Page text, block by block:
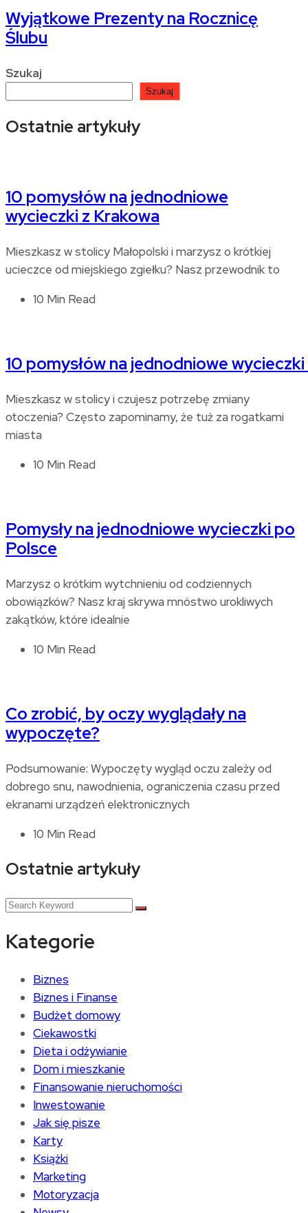
Wyjątkowe Prezenty na Rocznicę
Ślubu
Szukaj
Szukaj
Ostatnie artykuły
10 pomysłów na jednodniowe
wycieczki z Krakowa
Mieszkasz w stolicy Małopolski i marzysz o krótkiej
ucieczce od miejskiego zgiełku? Nasz przewodnik to
10 Min Read
10 pomysłów na jednodniowe
Mieszkasz w stolicy i czujesz potrzebę zmiany
otoczenia? Często zapominamy, że tuż za rogatkami
miasta
10 Min Read
Pomysły na jednodniowe wycieczki po
Polsce
Marzysz o krótkim wytchnieniu od codziennych
obowiązków? Nasz kraj skrywa mnóstwo urokliwych
zakątków, które idealnie
10 Min Read
Co zrobić, by oczy wyglądały na
wypoczęte?
Podsumowanie: Wypoczęty wygląd oczu zależy od
dobrego snu, nawodnienia, ograniczenia czasu przed
ekranami urządzeń elektronicznych
10 Min Read
Ostatnie artykuły
Kategorie
Biznes
Biznes i Finanse
Budżet domowy
Ciekawostki
Dieta i odżywianie
Dom i mieszkanie
Finansowanie nieruchomości
Inwestowanie
Jak się pisze
Karty
Książki
Marketing
Motoryzacja